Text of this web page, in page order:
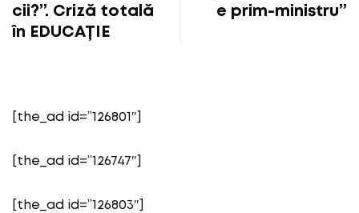
cii?”. Criză totală
în EDUCAȚIE
e prim-ministru”
[the_ad id=”126801″]
[the_ad id=”126747″]
[the_ad id=”126803″]